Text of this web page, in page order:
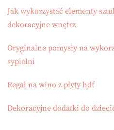
Jak wykorzystać elementy
dekoracyjne wnętrz
Oryginalne pomysły na
sypialni
Regał na wino z płyty hdf
Dekoracyjne dodatki do